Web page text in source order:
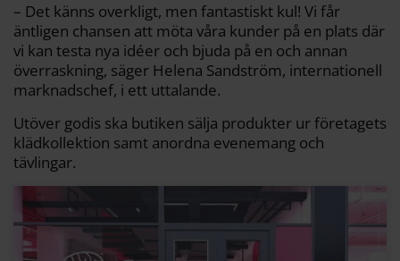
– Det känns overkligt, men fantastiskt kul! Vi får
äntligen chansen att möta våra kunder på en plats där
vi kan testa nya idéer och bjuda på en och annan
överraskning, säger Helena Sandström, internationell
marknadschef, i ett uttalande.
Utöver godis ska butiken sälja produkter ur företagets
klädkollektion samt anordna evenemang och
tävlingar.